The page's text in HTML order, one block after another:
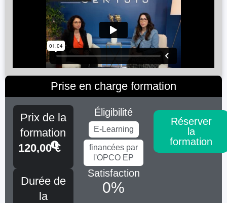
Prise en charge formation
Prix de la
formation
120,00€
Durée de
la
Éligibilité
E-Learning
financées par
l'OPCO EP
Satisfaction
0%
Réserver
la
formation